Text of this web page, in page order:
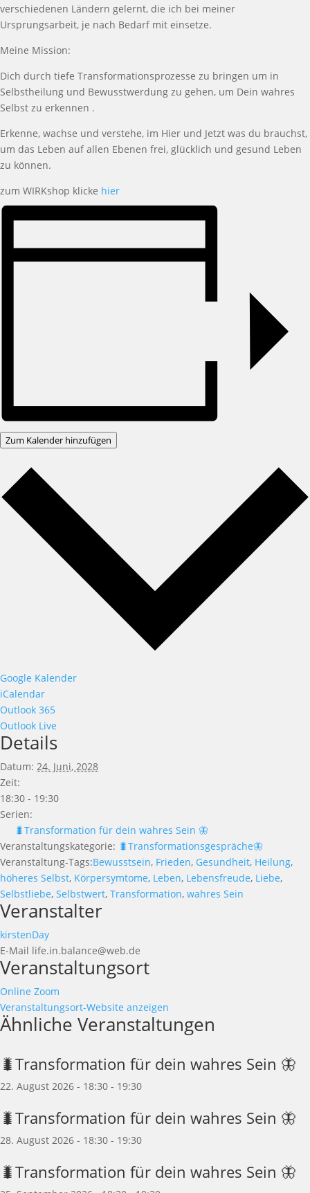
verschiedenen Ländern gelernt, die ich bei meiner
Ursprungsarbeit, je nach Bedarf mit einsetze.
Meine Mission:
Dich durch tiefe Transformationsprozesse zu bringen um in
Selbstheilung und Bewusstwerdung zu gehen, um Dein wahres
Selbst zu erkennen .
Erkenne, wachse und verstehe, im Hier und Jetzt was du brauchst,
um das Leben auf allen Ebenen frei, glücklich und gesund Leben
zu können.
zum WIRKshop klicke hier
Zum Kalender hinzufügen
Google Kalender
iCalendar
Outlook 365
Outlook Live
Details
Datum: 24. Juni, 2028
Zeit:
18:30 - 19:30
Serien:
🐛Transformation für dein wahres Sein 🦋
Veranstaltungskategorie: 🐛Transformationsgespräche🦋
Veranstaltung-Tags:Bewusstsein, Frieden, Gesundheit, Heilung,
höheres Selbst, Körpersymtome, Leben, Lebensfreude, Liebe,
Selbstliebe, Selbstwert, Transformation, wahres Sein
Veranstalter
kirstenDay
E-Mail life.in.balance@web.de
Veranstaltungsort
Online Zoom
Veranstaltungsort-Website anzeigen
Ähnliche Veranstaltungen
🐛Transformation für dein wahres Sein 🦋
22. August 2026 - 18:30 - 19:30
🐛Transformation für dein wahres Sein 🦋
28. August 2026 - 18:30 - 19:30
🐛Transformation für dein wahres Sein 🦋